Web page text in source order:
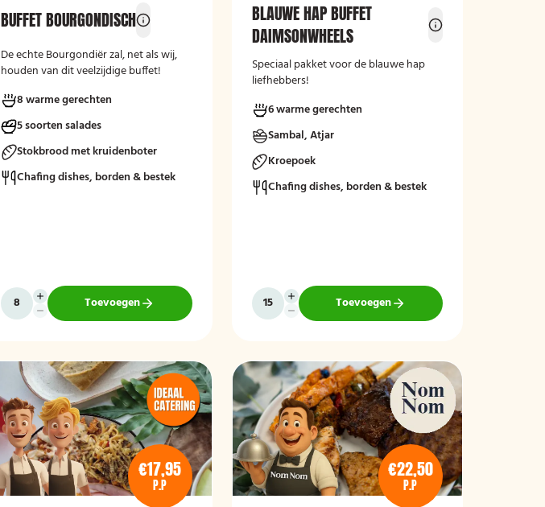
BUFFET BOURGONDISCH
De echte Bourgondiër zal, net als wij,
houden van dit veelzijdige buffet!
8 warme gerechten
5 soorten salades
Stokbrood met kruidenboter
Chafing dishes, borden & bestek
Toevoegen
BLAUWE HAP BUFFET
DAIMSONWHEELS
Speciaal pakket voor de blauwe hap
liefhebbers!
6 warme gerechten
Sambal, Atjar
Kroepoek
Chafing dishes, borden & bestek
Toevoegen
€17,95
P.P
€22,50
P.P